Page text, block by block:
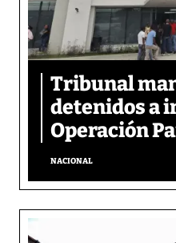
Tribunal
detenidos a
Operación
NACIONAL